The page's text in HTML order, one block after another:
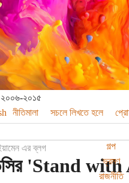
২০০৬-২০১৫
নীতিমালা সচলে লিখতে হলে
গল্প
ভ্রমণ
রাজনীতি
এর ব্লগ
'Stand